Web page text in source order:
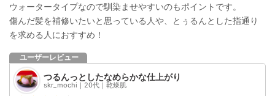
ウォータータイプなので馴染ませやすいのもポイントです。
傷んだ髪を補修いたいと思っている人や、とぅるんとした指通り
を求める人におすすめ！
ユーザーレビュー
つるんっとしたなめらかな仕上がり
skr_mochi｜20代｜乾燥肌